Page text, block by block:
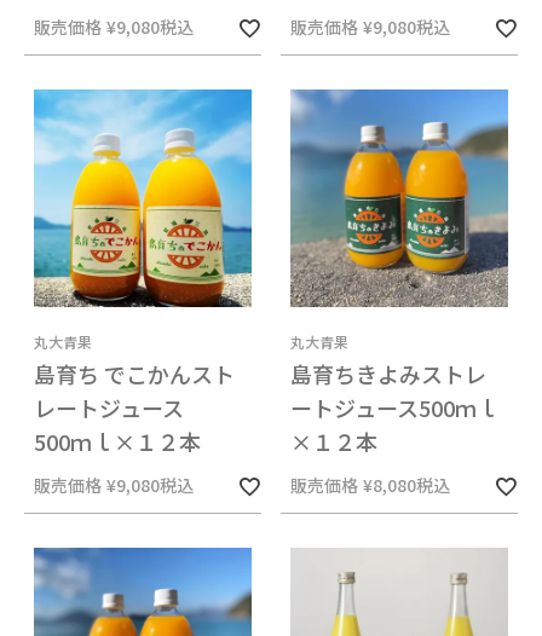
販売価格 ¥9,080税込 販売価格 ¥9,080税込
丸大青果
島育ち でこかんスト
レートジュース
500ｍｌ×１２本
販売価格 ¥9,080税込
丸大青果
島育ちきよみストレ
ートジュース500ｍｌ
×１２本
販売価格 ¥8,080税込